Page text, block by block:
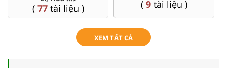
( 77tài liệu ) ( 9tài liệu )
XEM TẤT CẢ